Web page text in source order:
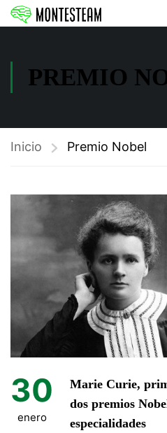
PREMIO
Inicio Premio Nobel
30
enero
Marie Curie,
dos premios
especialidades